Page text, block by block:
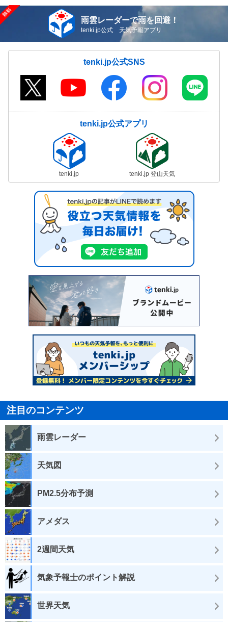
雨雲レーダーで雨を回避！
tenki.jp公式 天気予報アプリ
tenki.jp公式SNS
tenki.jp公式アプリ
tenki.jp tenki.jp 登山天気
注目のコンテンツ
雨雲レーダー
天気図
PM2.5分布予測
アメダス
2週間天気
気象予報士のポイント解説
世界天気